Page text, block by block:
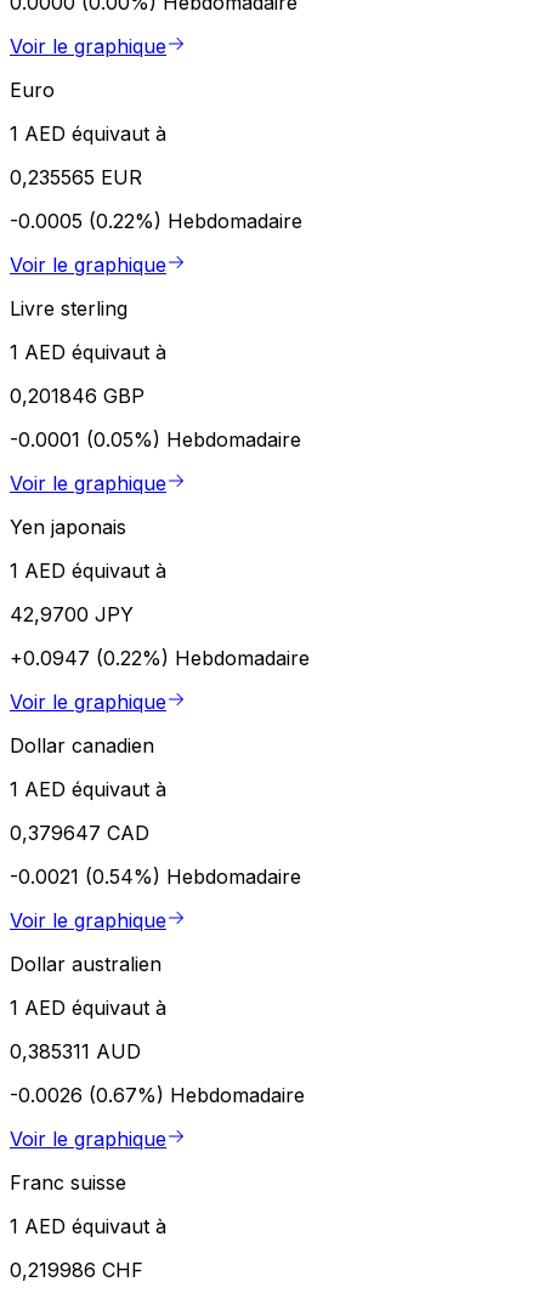
Voir le graphique
Euro
1 AED équivaut à
0,235565 EUR
-0.0005 (0.22%) Hebdomadaire
Voir le graphique
Livre sterling
1 AED équivaut à
0,201846 GBP
-0.0001 (0.05%) Hebdomadaire
Voir le graphique
Yen japonais
1 AED équivaut à
42,9700 JPY
+0.0947 (0.22%) Hebdomadaire
Voir le graphique
Dollar canadien
1 AED équivaut à
0,379647 CAD
-0.0021 (0.54%) Hebdomadaire
Voir le graphique
Dollar australien
1 AED équivaut à
0,385311 AUD
-0.0026 (0.67%) Hebdomadaire
Voir le graphique
Franc suisse
1 AED équivaut à
0,219986 CHF